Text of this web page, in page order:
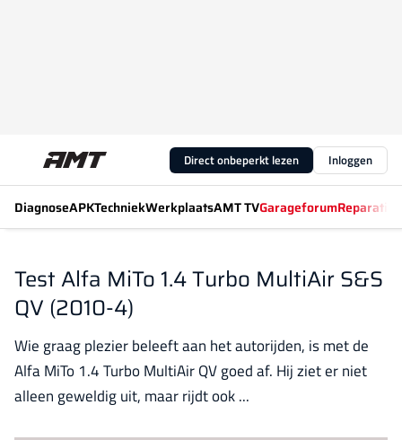
Direct onbeperkt lezen Inloggen
DiagnoseAPKTechniekWerkplaatsAMT TVGarageforum
Test Alfa MiTo 1.4 Turbo MultiAir S&S
QV (2010-4)
Wie graag plezier beleeft aan het autorijden, is met de
Alfa MiTo 1.4 Turbo MultiAir QV goed af. Hij ziet er niet
alleen geweldig uit, maar rijdt ook ...